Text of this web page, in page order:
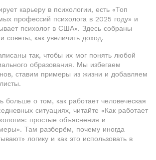
карьеру в психологии, есть «Топ
профессий психолога в 2025 году» и
психолог в США». Здесь собраны
как увеличить доход.
так, чтобы их мог понять любой
образования. Мы избегаем
ставим примеры из жизни и добавляем
больше о том, как работает человеческая
ситуациях, читайте «Как работает
простые объяснения и
Там разберём, почему иногда
логику и как это использовать в